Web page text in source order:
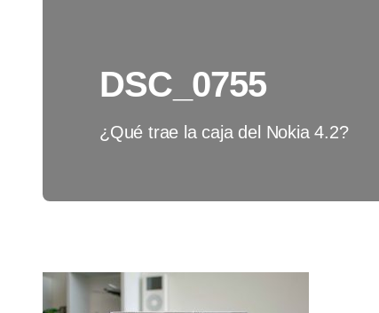
DSC_0755
¿Qué trae la caja del Nokia 4.2?